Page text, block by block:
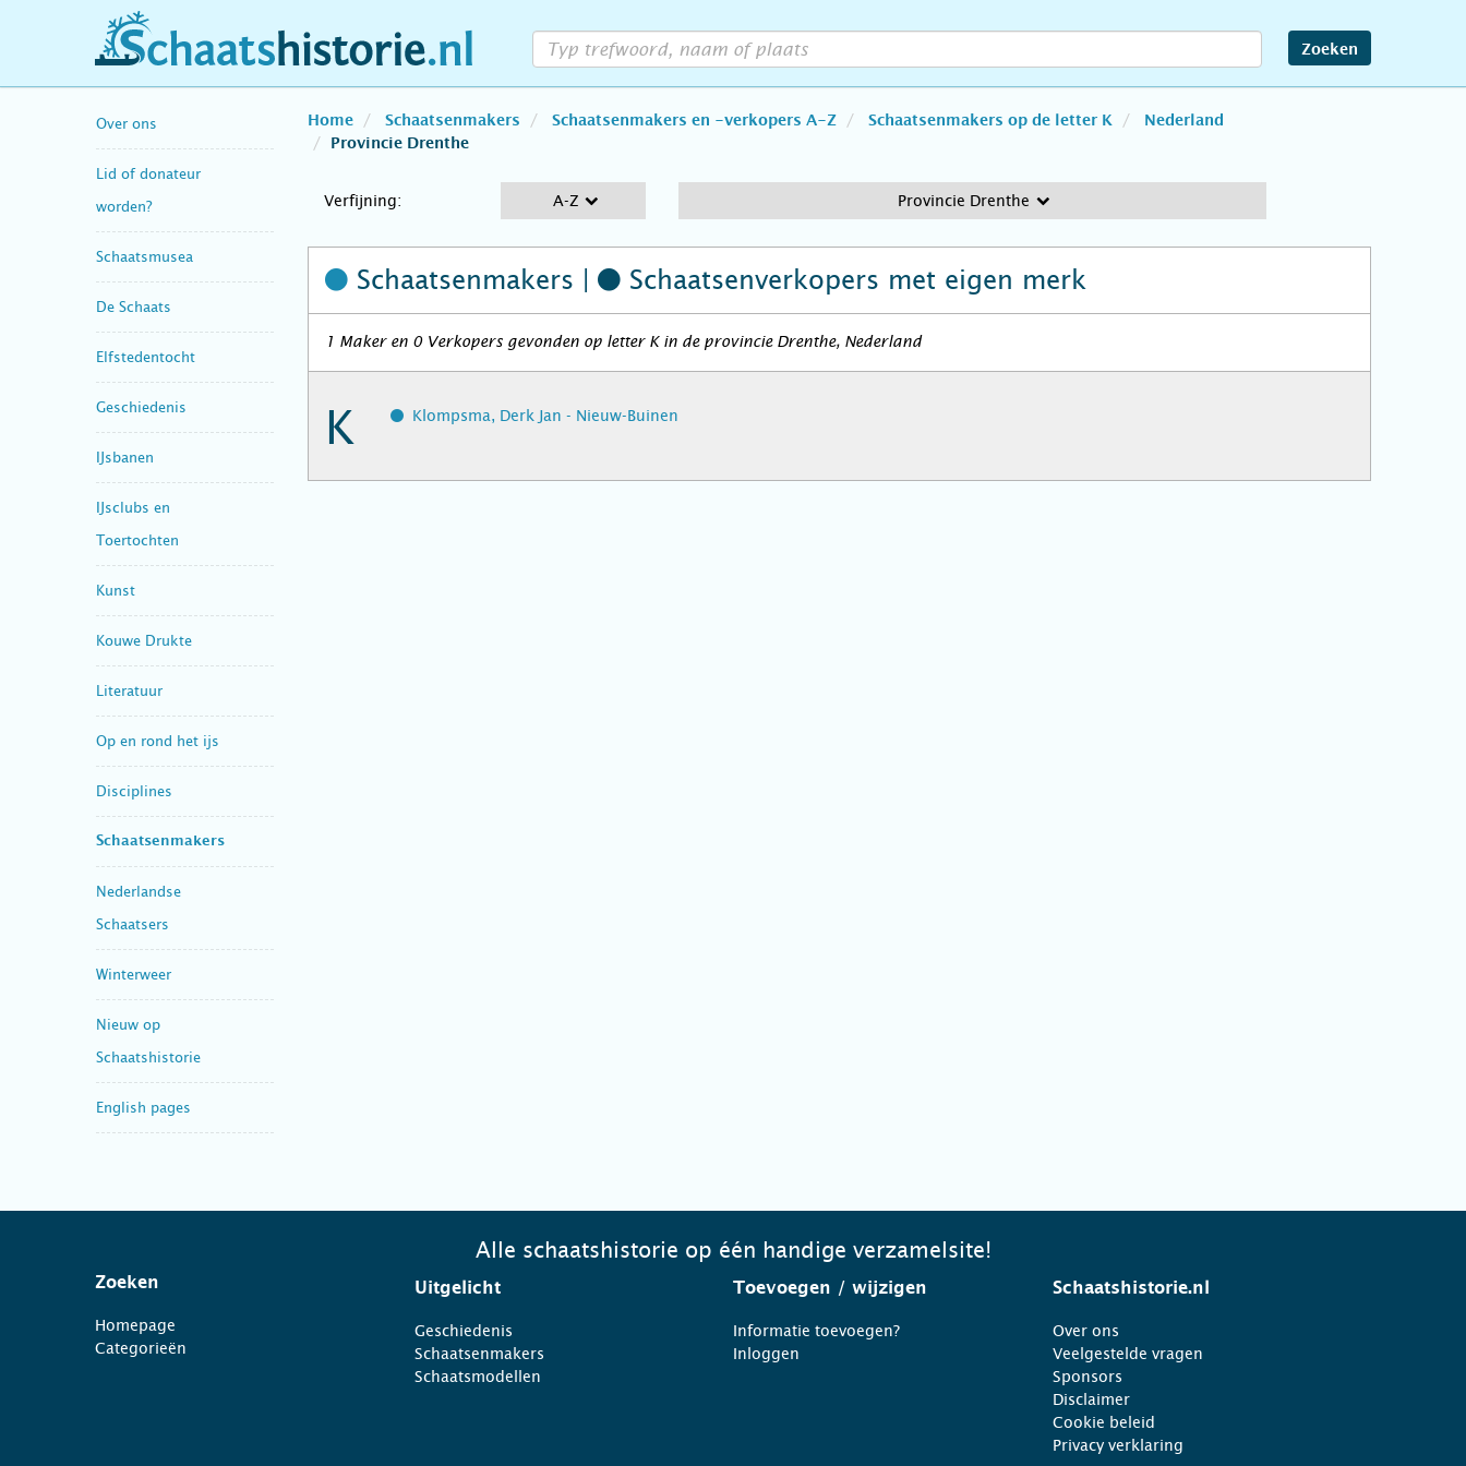
schaatshistorie.nl Zoeken
Over ons
Lid of donateur
worden?
Schaatsmusea
De Schaats
Elfstedentocht
Geschiedenis
IJsbanen
IJsclubs en
Toertochten
Kunst
Kouwe Drukte
Literatuur
Op en rond het ijs
Disciplines
Schaatsenmakers
Nederlandse
Schaatsers
Winterweer
Nieuw op
Schaatshistorie
English pages
Home Schaatsenmakers Schaatsenmakers en -verkopers A-Z Schaatsenmakers op de letter K
Nederland
Provincie Drenthe
Verfijning: A-Z Provincie Drenthe
Schaatsenmakers | Schaatsenverkopers met eigen merk
1 Maker en 0 Verkopers gevonden op letter K in de provincie Drenthe, Nederland
K Klompsma, Derk Jan - Nieuw-Buinen
Alle schaatshistorie op één handige verzamelsite!
Zoeken
Homepage
Categorieën
Uitgelicht
Geschiedenis
Schaatsenmakers
Schaatsmodellen
Toevoegen / wijzigen
Informatie toevoegen?
Inloggen
Schaatshistorie.nl
Over ons
Veelgestelde vragen
Sponsors
Disclaimer
Cookie beleid
Privacy verklaring